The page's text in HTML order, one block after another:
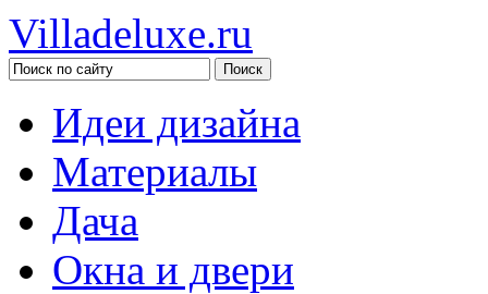
Villadeluxe.ru
Идеи дизайна
Материалы
Дача
Окна и двери